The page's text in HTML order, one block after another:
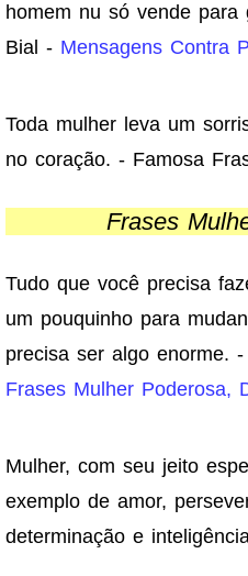
homem nu só vende
Bial - Mensagens Contra
Toda mulher leva um
no coração. - Famosa
Frases
Tudo que você precisa
um pouquinho para
precisa ser algo enorme.
Frases Mulher Poderosa,
Mulher, com seu jeito
exemplo de amor,
determinação e